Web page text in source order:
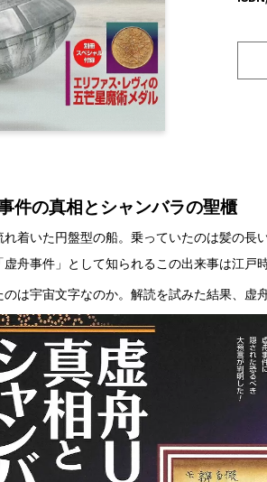
の真相とシャンバラの聖櫃
着いた円盤型の船。乗っていたのは髪の長
舟事件」として知られるこの出来事は江
は宇宙文字なのか。解読を試みた結果、虚